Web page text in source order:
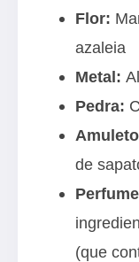
Flor:
azaleia
Metal:
Pedra:
de
(que